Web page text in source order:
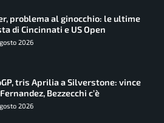
problema al ginocchio: le ultime
di Cincinnati e US Open
2026
tris Aprilia a Silverstone: vince
Bezzecchi c’è
2026